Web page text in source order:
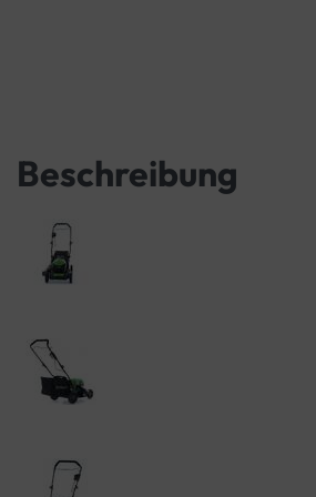
Beschreibung